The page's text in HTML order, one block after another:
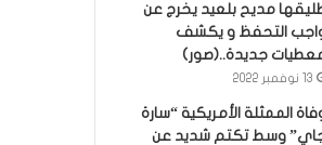
مديح بلعيد يخرج عن
التحفظ و يكشف
جديدة..(صور)
13 نوفمبر 2022
الممثلة الأمريكية “سارة
وسط تكتم شديد عن